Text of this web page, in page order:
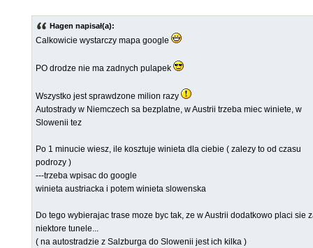
Hagen napisał(a):
Calkowicie wystarczy mapa google
PO drodze nie ma zadnych pulapek
Wszystko jest sprawdzone milion razy
Autostrady w Niemczech sa bezplatne, w Austrii trzeba miec winiete, w
Slowenii tez
Po 1 minucie wiesz, ile kosztuje winieta dla ciebie ( zalezy to od czasu
podrozy )
---trzeba wpisac do google
winieta austriacka i potem winieta slowenska
Do tego wybierajac trase moze byc tak, ze w Austrii dodatkowo placi sie
niektore tunele...
( na autostradzie z Salzburga do Slowenii jest ich kilka )